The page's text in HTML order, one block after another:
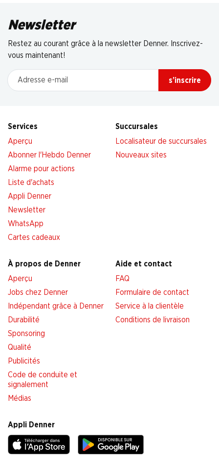
Newsletter
Restez au courant grâce à la newsletter Denner. Inscrivez-
vous maintenant!
Adresse e-mail
s’inscrire
Services
Aperçu
Abonner l'Hebdo Denner
Alarme pour actions
Liste d'achats
Appli Denner
Newsletter
WhatsApp
Cartes cadeaux
Succursales
Localisateur de succursales
Nouveaux sites
À propos de Denner
Aperçu
Jobs chez Denner
Indépendant grâce à Denner
Durabilité
Sponsoring
Qualité
Publicités
Code de conduite et
signalement
Médias
Aide et contact
FAQ
Formulaire de contact
Service à la clientèle
Conditions de livraison
Appli Denner